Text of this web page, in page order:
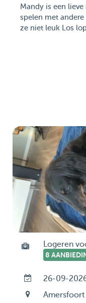
Mandy is een
spelen met
ze niet leuk Los
Logeren
8
26-09-
Amersfoort